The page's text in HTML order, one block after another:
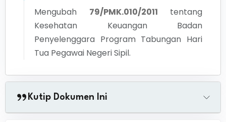
Mengubah
79/PMK.010/2011
tentang
Kesehatan Keuangan Badan
Penyelenggara Program Tabungan Hari
Tua Pegawai Negeri Sipil.
Kutip Dokumen Ini